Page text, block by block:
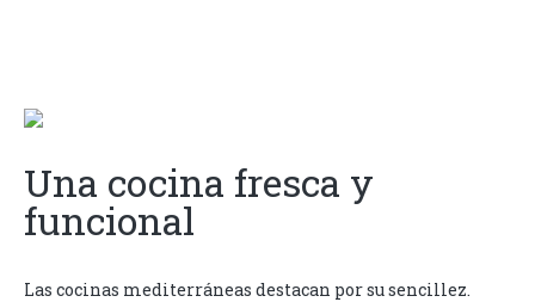
Una cocina fresca y
funcional
Las cocinas mediterráneas destacan por su sencillez.